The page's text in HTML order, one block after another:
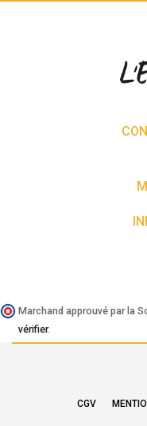
Marchand approuvé par la
vérifier.
CGV